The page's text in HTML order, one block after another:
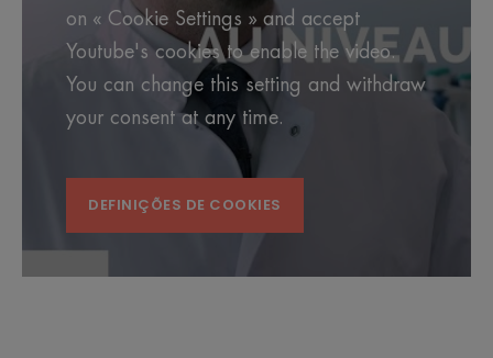
on « Cookie Settings » and accept
Youtube's cookies to enable the video.
You can change this setting and withdraw
your consent at any time.
DEFINIÇÕES DE COOKIES